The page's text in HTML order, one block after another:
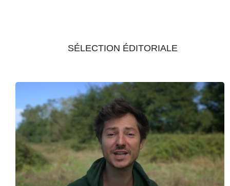
SÉLECTION ÉDITORIALE